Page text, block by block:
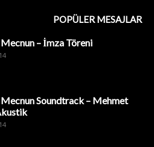
POPÜLER MESAJLAR
– İmza Töreni
Soundtrack – Mehmet